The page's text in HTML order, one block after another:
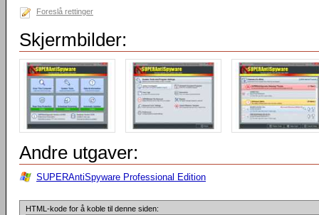
Foreslå rettinger
Skjermbilder:
Andre utgaver:
SUPERAntiSpyware Professional Edition
HTML-kode for å koble til denne siden: